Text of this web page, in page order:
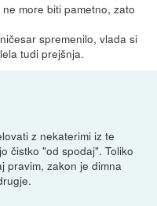
more biti pametno, zato
spremenilo, vlada si
tudi prejšnja.
z nekaterimi iz te
čistko "od spodaj". Toliko
pravim, zakon je dimna